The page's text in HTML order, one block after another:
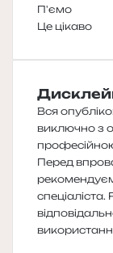
П'ємо
Це цікаво
Вся
виключно з
Перед
спеціаліста.